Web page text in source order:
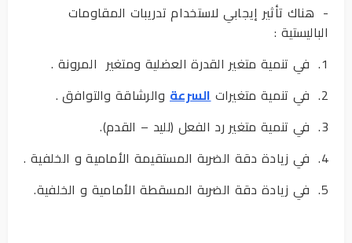
- هناك تأثير إيجابي لاستخدام تدريبات المقاومات
الباليستية :
1. في تنمية متغير القدرة العضلية ومتغير المرونة .
2. في تنمية متغيرات
السرعة والرشاقة والتوافق .
3. في تنمية متغير رد الفعل (لليد – القدم).
4. في زيادة دقة الضربة المستقيمة الأمامية و الخلفية .
5. في زيادة دقة الضربة المسقطة الأمامية و الخلفية.